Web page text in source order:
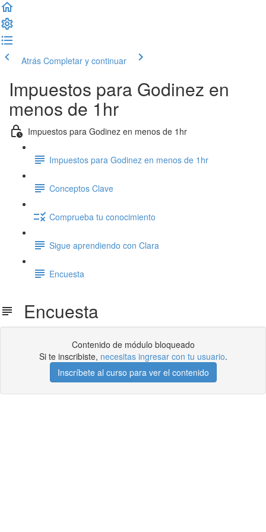
Atrás Completar y continuar
Impuestos para Godinez en
menos de 1hr
Impuestos para Godinez en menos de 1hr
Impuestos para Godinez en menos de 1hr
Conceptos Clave
Comprueba tu conocimiento
Sigue aprendiendo con Clara
Encuesta
Encuesta
Contenido de módulo bloqueado
Si te inscribiste, necesitas ingresar con tu usuario.
Inscríbete al curso para ver el contenido